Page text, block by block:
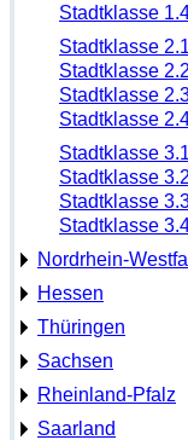
Stadtklasse
Stadtklasse 2.1
Stadtklasse 2.2
Stadtklasse
Stadtklasse
Stadtklasse 3.1
Stadtklasse 3.2
Stadtklasse
Stadtklasse
Nordrhein-
Hessen
Thüringen
Sachsen
Rheinland-Pfalz
Saarland